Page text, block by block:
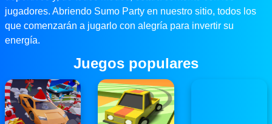
jugadores. Abriendo Sumo Party en nuestro sitio, todos los
que comenzarán a jugarlo con alegría para invertir su
energía.
Juegos populares